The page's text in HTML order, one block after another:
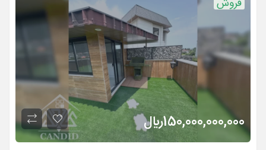
150,000,000,000ريال